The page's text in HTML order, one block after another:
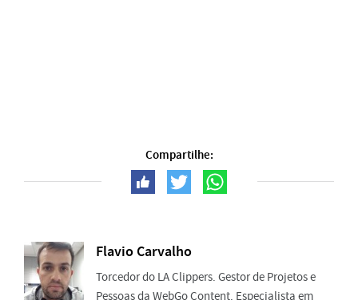
Compartilhe:
Flavio Carvalho
Torcedor do LA Clippers. Gestor de Projetos e
Pessoas da WebGo Content. Especialista em